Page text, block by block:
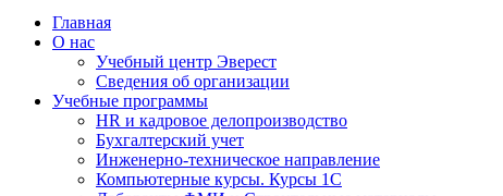
Главная
О нас
Учебный центр Эверест
Сведения об организации
Учебные программы
HR и кадровое делопроизводство
Бухгалтерский учет
Инженерно-техническое направление
Компьютерные курсы. Курсы 1С